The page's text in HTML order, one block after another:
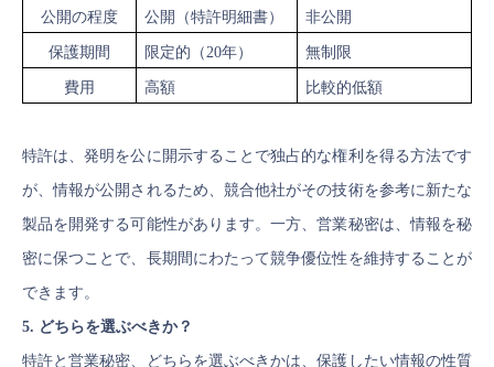
公開の程度 公開（特許明細書） 非公開
保護期間 限定的（20年） 無制限
費用 高額 比較的低額
特許は、発明を公に開示することで独占的な権利を得る方法です
が、情報が公開されるため、競合他社がその技術を参考に新たな
製品を開発する可能性があります。一方、営業秘密は、情報を秘
密に保つことで、長期間にわたって競争優位性を維持することが
できます。
5. どちらを選ぶべきか？
特許と営業秘密、どちらを選ぶべきかは、保護したい情報の性質